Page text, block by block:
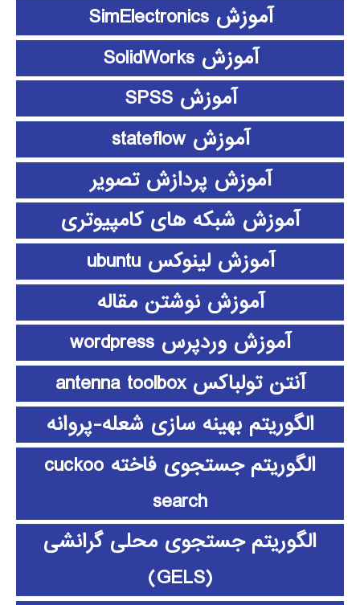
آموزش SimElectronics
آموزش SolidWorks
آموزش SPSS
آموزش stateflow
آموزش پردازش تصویر
آموزش شبکه های کامپیوتری
آموزش لینوکس ubuntu
آموزش نوشتن مقاله
آموزش وردپرس wordpress
آنتن تولباکس antenna toolbox
الگوریتم بهینه سازی شعله-پروانه
الگوریتم جستجوی فاخته cuckoo
search
الگوریتم جستجوی محلی گرانشی
(GELS)